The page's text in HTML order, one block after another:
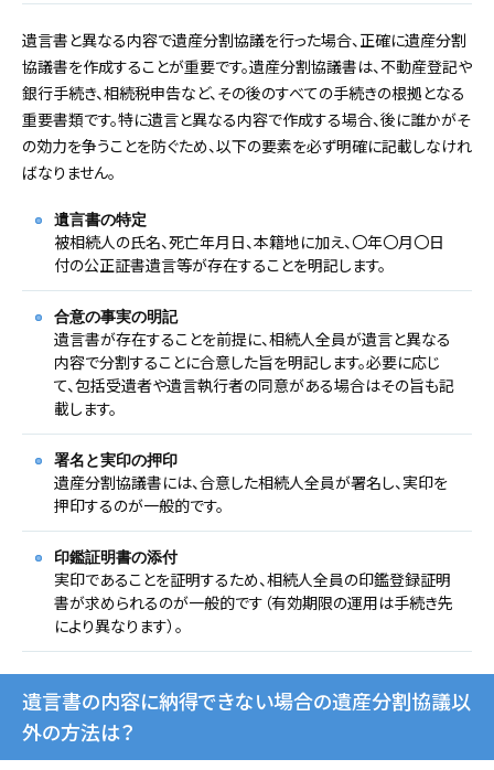
遺言書と異なる内容で遺産分割協議を行った場合、正確に遺産分割
協議書を作成することが重要です。遺産分割協議書は、不動産登記や
銀行手続き、相続税申告など、その後のすべての手続きの根拠となる
重要書類です。特に遺言と異なる内容で作成する場合、後に誰かがそ
の効力を争うことを防ぐため、以下の要素を必ず明確に記載しなけれ
ばなりません。
遺言書の特定
被相続人の氏名、死亡年月日、本籍地に加え、〇年〇月〇日
付の公正証書遺言等が存在することを明記します。
合意の事実の明記
遺言書が存在することを前提に、相続人全員が遺言と異なる
内容で分割することに合意した旨を明記します。必要に応じ
て、包括受遺者や遺言執行者の同意がある場合はその旨も記
載します。
署名と実印の押印
遺産分割協議書には、合意した相続人全員が署名し、実印を
押印するのが一般的です。
印鑑証明書の添付
実印であることを証明するため、相続人全員の印鑑登録証明
書が求められるのが一般的です（有効期限の運用は手続き先
により異なります）。
遺言書の内容に納得できない場合の遺産分割協議以
外の方法は？